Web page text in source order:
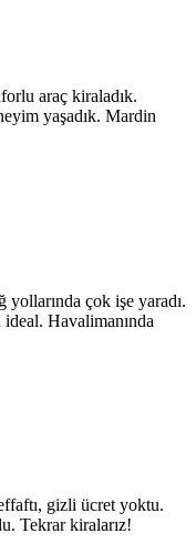
araç kiraladık.
yaşadık. Mardin
yollarında çok işe yaradı.
Havalimanında
gizli ücret yoktu.
Tekrar kiralarız!